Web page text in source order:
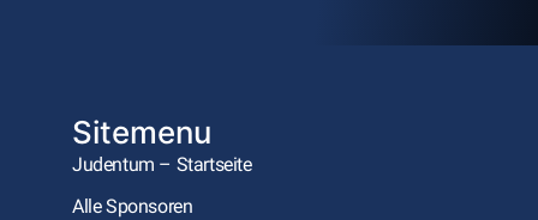
Sitemenu
Judentum – Startseite
Alle Sponsoren